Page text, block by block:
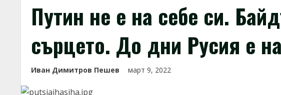
Путин не е на себе си.
сърцето. До дни Русия е
Иван Димитров Пешев март 9, 2022